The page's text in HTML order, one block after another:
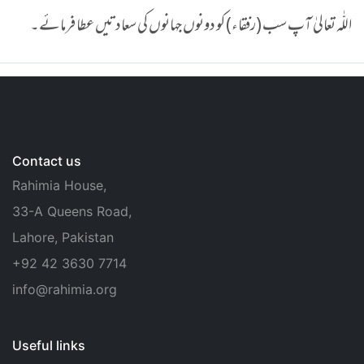
اللّٰہ تعالیٰ آپ سب (رفقاء) کو دونوں جہانوں کی سعادتیں عطا فرمائے۔
Contact us
Rahimia House,
33-A Queens Road,
Lahore, Pakistan
+92 42 3630 7714
info@rahimia.org
Useful links